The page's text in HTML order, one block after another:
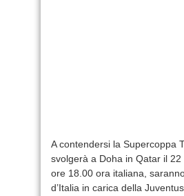
A contendersi la Supercoppa
svolgerà a Doha in Qatar il
ore 18.00 ora italiana,
d’Italia in carica della